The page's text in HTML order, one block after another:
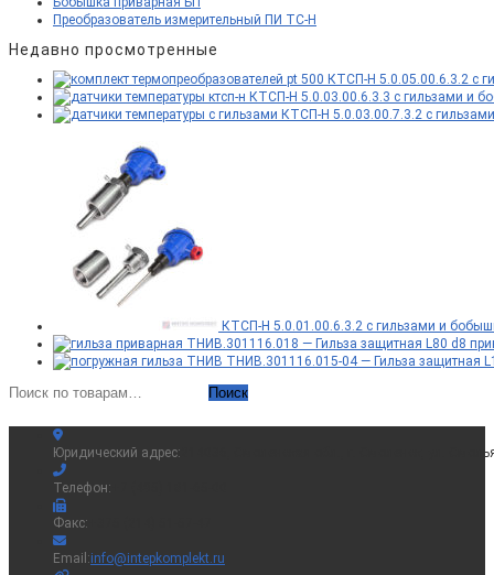
Преобразователь измерительный ПИ ТС-Н
Недавно просмотренные
КТСП-Н 5.0.05.00.6.3.2 с
КТСП-Н 5.0.03.00.6.3.3 с гильзами и
КТСП-Н 5.0.03.00.7.3.2 с
КТСП-Н 5.0.01.00.6.3.2 с гильзами и
ТНИВ.301116.018 — Гильза защитная L80 d8
ТНИВ.301116.015-04 — Гильза защитная
Искать:
Поиск
Юридический адрес: 214036, Смоленская обл., г. Смоленск, ул.
Телефон:
Факс:
Email:info@intepkomplekt.ru